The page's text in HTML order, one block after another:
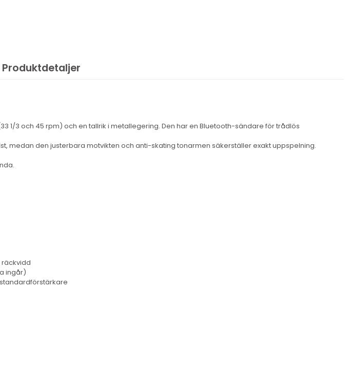
Produktdetaljer
1/3 och 45 rpm) och en tallrik i metallegering. Den har en Bluetooth-sändare för trådlös
medan den justerbara motvikten och anti-skating tonarmen säkerställer exakt uppspelning.
ingår)